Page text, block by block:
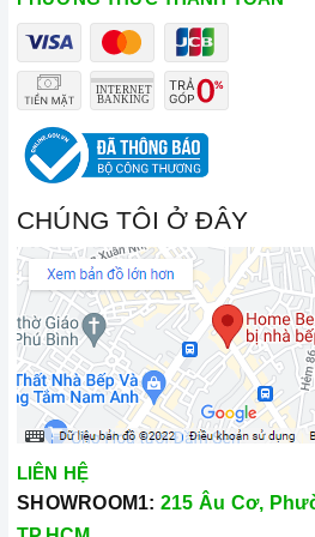
CHÚNG TÔI Ở ĐÂY
LIÊN HỆ
SHOWROOM1: 215 Âu Cơ,